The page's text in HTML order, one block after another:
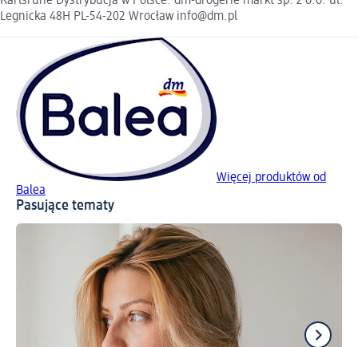
Legnicka 48H PL-54-202 Wrocław info@dm.pl
Więcej produktów od
Balea
Pasujące tematy